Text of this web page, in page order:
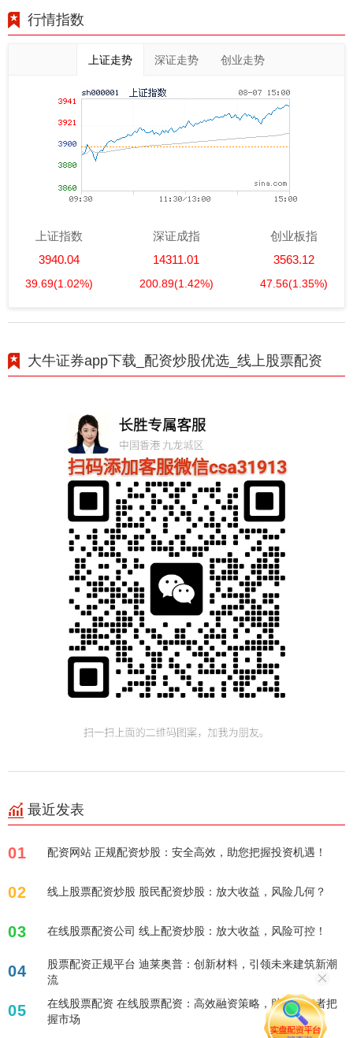
行情指数
上证走势 深证走势 创业走势
上证指数
3940.04
39.69(1.02%)
深证成指
14311.01
200.89(1.42%)
创业板指
3563.12
47.56(1.35%)
大牛证券app下载_配资炒股优选_线上股票配资
最近发表
01 配资网站 正规配资炒股：安全高效，助您把握投资机遇！
02 线上股票配资炒股 股民配资炒股：放大收益，风险几何？
03 在线股票配资公司 线上配资炒股：放大收益，风险可控！
04
股票配资正规平台 迪莱奥普：创新材料，引领未来建筑新潮
流
05
在线股票配资 在线股票配资：高效融资策略，助力投资者把
握市场